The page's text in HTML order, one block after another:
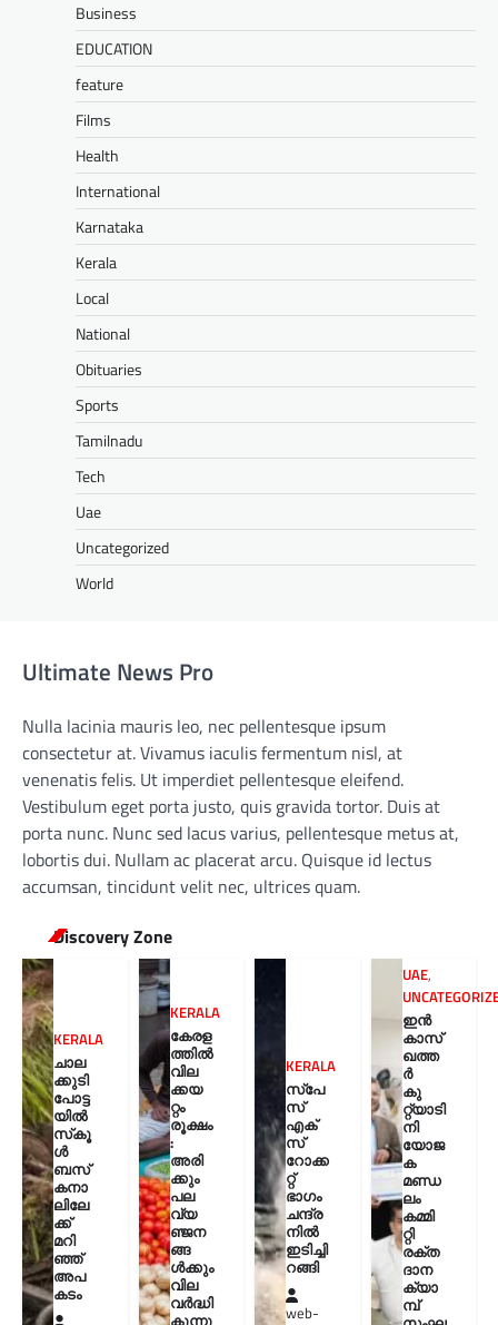
Business
EDUCATION
feature
Films
Health
International
Karnataka
Kerala
Local
National
Obituaries
Sports
Tamilnadu
Tech
Uae
Uncategorized
World
Ultimate News Pro
Nulla lacinia mauris leo, nec pellentesque ipsum
consectetur at. Vivamus iaculis fermentum nisl, at
venenatis felis. Ut imperdiet pellentesque eleifend.
Vestibulum eget porta justo, quis gravida tortor. Duis at
porta nunc. Nunc sed lacus varius, pellentesque metus at,
lobortis dui. Nullam ac placerat arcu. Quisque id lectus
accumsan, tincidunt velit nec, ultrices quam.
Discovery Zone
KERALA
ചാല
ക്കുടി
പോട്ട
യിൽ
സ്‌കൂ
ൾ
ബസ്
കനാ
ലിലേ
ക്ക്
മറി
ഞ്ഞ്
അപ
കടം
KERALA
കേരള
ത്തില്‍
വില
ക്കയ
റ്റം
രൂക്ഷം
:
അരി
ക്കും
പല
വ്യ
ഞ്ജന
ങ്ങ
ള്‍ക്കും
വില
വർദ്ധി
KERALA
സ്‌പേ
സ്
എക്‌
സ്
റോക്ക
റ്റ്
ഭാഗം
ചന്ദ്ര
നില്‍
ഇടിച്ചി
റങ്ങി
web-
UAE,
ഇൻ
കാസ്
ഖത്ത
ർ
കു
റ്റ്യാടി
നി
യോജ
ക
മണ്ഡ
ലം
കമ്മി
റ്റി
രക്ത
ദാന
ക്യാ
മ്പ്